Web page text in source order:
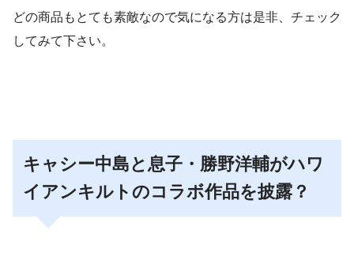
どの商品もとても素敵なので気になる方は是非、チェック
してみて下さい。
キャシー中島と息子・勝野洋輔がハワ
イアンキルトのコラボ作品を披露？